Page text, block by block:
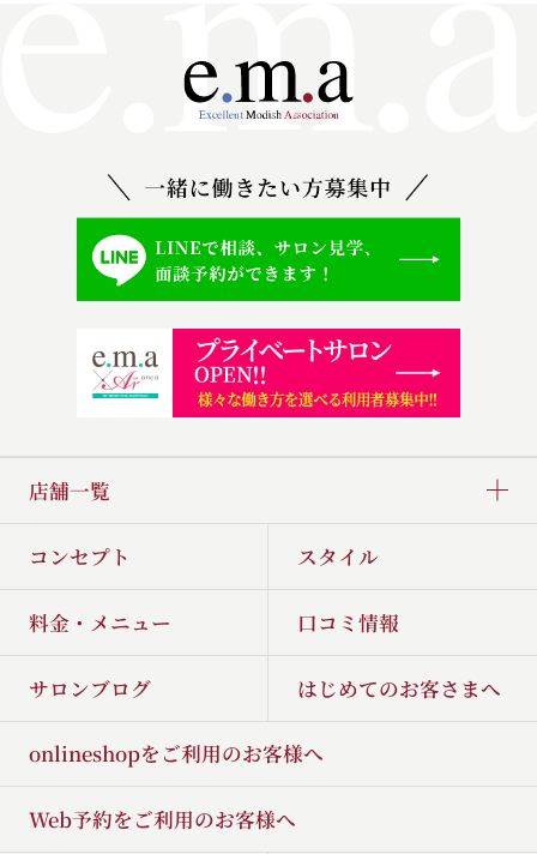
店舗一覧
コンセプト スタイル
料金・メニュー 口コミ情報
サロンブログ はじめてのお客さまへ
onlineshopをご利用のお客様へ
Web予約をご利用のお客様へ